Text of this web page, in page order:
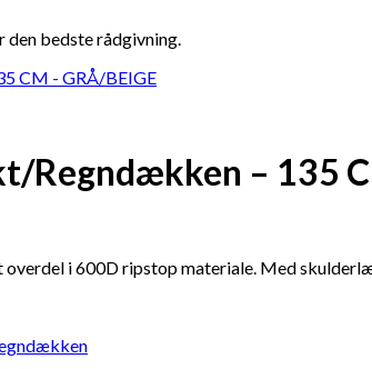
den bedste rådgivning.
Regndækken – 135
i 600D ripstop materiale. Med